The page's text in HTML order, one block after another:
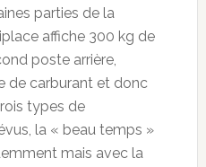
parties de la
affiche 300 kg de
poste arrière,
de carburant et donc
types de
la « beau temps »
mais avec la